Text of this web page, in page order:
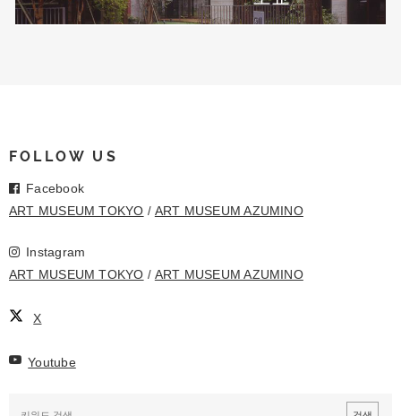
FOLLOW US
Facebook
ART MUSEUM TOKYO
ART MUSEUM AZUMINO
Instagram
ART MUSEUM TOKYO
ART MUSEUM AZUMINO
X
Youtube